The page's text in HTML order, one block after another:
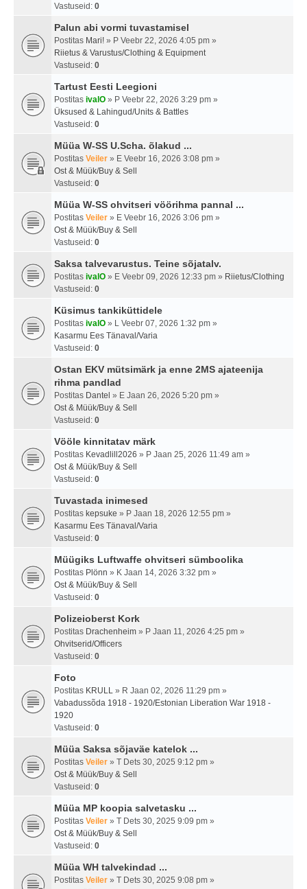
Vastuseid: 0
Palun abi vormi tuvastamisel
Postitas Mari! » P Veebr 22, 2026 4:05 pm »
Riietus & Varustus/Clothing & Equipment
Vastuseid: 0
Tartust Eesti Leegioni
Postitas ivalO » P Veebr 22, 2026 3:29 pm »
Üksused & Lahingud/Units & Battles
Vastuseid: 0
Müüa W-SS U.Scha. õlakud ...
Postitas Veiler » E Veebr 16, 2026 3:08 pm »
Ost & Müük/Buy & Sell
Vastuseid: 0
Müüa W-SS ohvitseri vöörihma pannal ...
Postitas Veiler » E Veebr 16, 2026 3:06 pm »
Ost & Müük/Buy & Sell
Vastuseid: 0
Saksa talvevarustus. Teine sõjatalv.
Postitas ivalO » E Veebr 09, 2026 12:33 pm » Riietus/Clothing
Vastuseid: 0
Küsimus tankiküttidele
Postitas ivalO » L Veebr 07, 2026 1:32 pm »
Kasarmu Ees Tänaval/Varia
Vastuseid: 0
Ostan EKV mütsimärk ja enne 2MS ajateenija
rihma pandlad
Postitas Dantel » E Jaan 26, 2026 5:20 pm »
Ost & Müük/Buy & Sell
Vastuseid: 0
Vööle kinnitatav märk
Postitas Kevadlill2026 » P Jaan 25, 2026 11:49 am »
Ost & Müük/Buy & Sell
Vastuseid: 0
Tuvastada inimesed
Postitas kepsuke » P Jaan 18, 2026 12:55 pm »
Kasarmu Ees Tänaval/Varia
Vastuseid: 0
Müügiks Luftwaffe ohvitseri sümboolika
Postitas Plönn » K Jaan 14, 2026 3:32 pm »
Ost & Müük/Buy & Sell
Vastuseid: 0
Polizeioberst Kork
Postitas Drachenheim » P Jaan 11, 2026 4:25 pm »
Ohvitserid/Officers
Vastuseid: 0
Foto
Postitas KRULL » R Jaan 02, 2026 11:29 pm »
Vabadussõda 1918 - 1920/Estonian Liberation War 1918 -
1920
Vastuseid: 0
Müüa Saksa sõjaväe katelok ...
Postitas Veiler » T Dets 30, 2025 9:12 pm »
Ost & Müük/Buy & Sell
Vastuseid: 0
Müüa MP koopia salvetasku ...
Postitas Veiler » T Dets 30, 2025 9:09 pm »
Ost & Müük/Buy & Sell
Vastuseid: 0
Müüa WH talvekindad ...
Postitas Veiler » T Dets 30, 2025 9:08 pm »